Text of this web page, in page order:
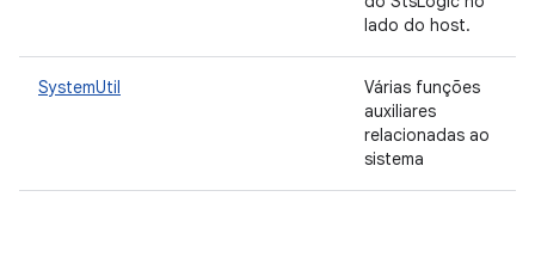
lado do host.
SystemUtil
Várias funções
auxiliares
relacionadas ao
sistema